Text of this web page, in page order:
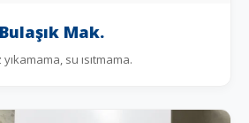
Bulaşık Mak.
su ısıtmama.